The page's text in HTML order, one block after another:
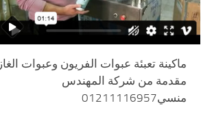
ماكينة تعبئة عبوات الفريون وعبوات الغاز
مقدمة من شركة المهندس
منسي01211116957